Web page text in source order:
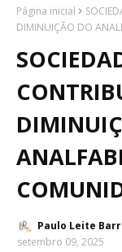
Página inicial
DIMINUIÇÃO DO
Paulo Leite
setembro 09, 2025